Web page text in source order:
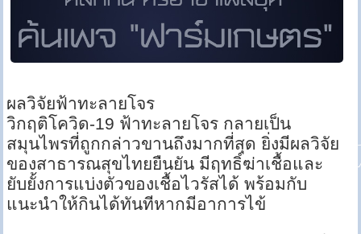
ผลวิจัยฟ้าทะลายโจร
วิกฤติโควิด-19 ฟ้าทะลายโจร กลายเป็น
สมุนไพรที่ถูกกล่าวขานถึงมากที่สุด ยิ่งมีผลวิจัย
ของสาธารณสุขไทยยืนยัน มีฤทธิ์ฆ่าเชื้อและ
ยับยั้งการแบ่งตัวของเชื้อไวรัสได้ พร้อมกับ
แนะนำให้กินได้ทันทีหากมีอาการไข้